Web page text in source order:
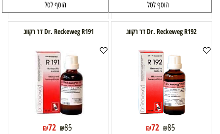
הוסף לסל הוסף לסל
Dr. Reckeweg R192 דר רקווג
₪85
₪72
Dr. Reckeweg R191 דר רקווג
₪85
₪72